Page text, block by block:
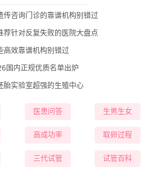
传咨询门诊的靠谱机构别错过
针对反复失败的医院大盘点
高效靠谱机构别错过
国内正规优质名单出炉
胎实验室超强的生殖中心
医患问答 生男生女
高成功率 取卵过程
三代试管 试管百科